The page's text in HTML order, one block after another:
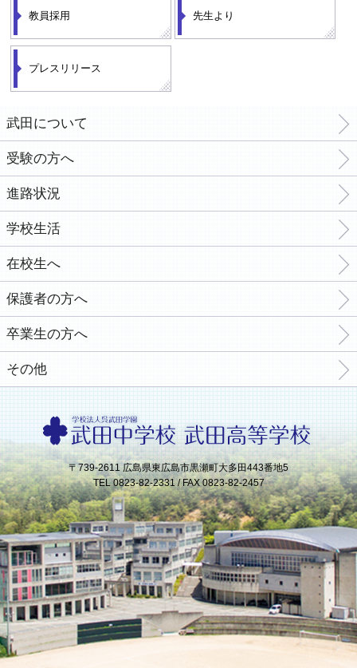
教員採用 先生より
プレスリリース
武田について
受験の方へ
進路状況
学校生活
在校生へ
保護者の方へ
卒業生の方へ
その他
〒739-2611 広島県東広島市黒瀬町大多田443番地5
TEL 0823-82-2331 / FAX 0823-82-2457